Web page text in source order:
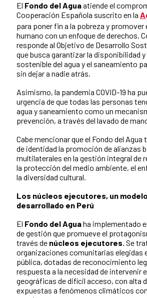
El Fondo del Aguaatiende el
Cooperación Española suscrito en la
para poner fin a la pobreza y promover
humano con un enfoque de derechos.
responde al Objetivo de Desarrollo
que busca garantizar la disponibilidad
sostenible del agua y el saneamiento
sin dejar a nadie atrás.
Asimismo, la pandemia COVID-19 ha
urgencia de que todas las personas
agua y saneamiento como un
prevención, a través del lavado de
Cabe mencionar que el Fondo del
de identidad la promoción de alianzas
multilaterales en la gestión integral de
la protección del medio ambiente, el
la diversidad cultural.
Los núcleos ejecutores, un
desarrollado en Perú
El Fondo del Aguaha implementado
de gestión que promueve el
través de núcleos ejecutores. Se
organizaciones comunitarias elegidas
pública, dotadas de reconocimiento
respuesta a la necesidad de intervenir
geográficas de difícil acceso, con alta
expuestas a fenómenos climáticos